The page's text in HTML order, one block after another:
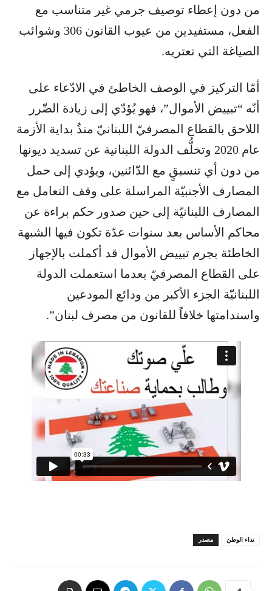
من دون إعطاء توصيف جرمي غير متناسب مع
الفعل، مستفيدين من عيوب القانون 306 وشوائب
الصياغة التي تعتريه.
أمّا التركيز في الوصف الخاطئ في الادّعاء على
أنّه “تبييض الأموال”، فهو يُؤدّي إلى زيادة الضّرر
اللاحق بالقطاع المصرفيّ اللبنانيّ منذُ بداية الأزمة
عام 2020 وتخلُّف الدولة اللبنانية عن تسديد ديونها
من دون أي تنسيقٍ مع الدّائنين، ويؤدي إلى حمل
المصارف الأجنبيّة المراسلة على وقف التعامل مع
المصارف اللبنانيّة إلى حين صدور حكم براءة عن
محاكم الأساس بعد سنوات عدّة تكون فيها الشبهة
الخاطئة بجرم تبييض الأموال قد أكملت بالإجهاز
على القطاع المصرفيّ بعدما استعملت الدولة
اللبنانيّة الجزء الأكبر من ودائع المودعين
واستدامتها خلافاً للقانون من مصرف لبنان”.
مصدر نداء الوطن